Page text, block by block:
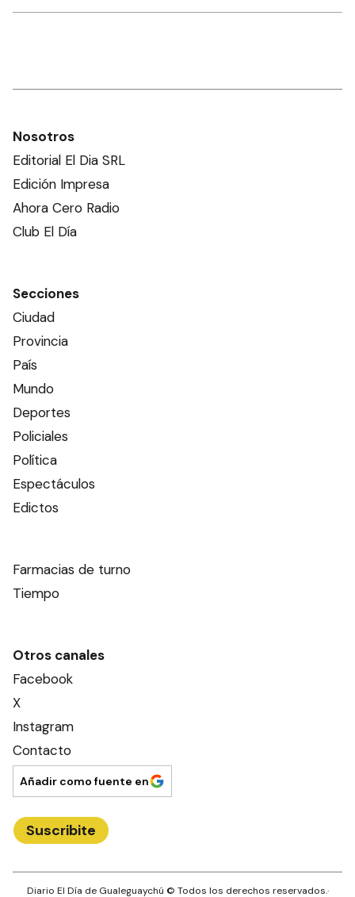
Nosotros
Editorial El Dia SRL
Edición Impresa
Ahora Cero Radio
Club El Día
Secciones
Ciudad
Provincia
País
Mundo
Deportes
Policiales
Política
Espectáculos
Edictos
Farmacias de turno
Tiempo
Otros canales
Facebook
X
Instagram
Contacto
Añadir como fuente en
Suscribite
Diario El Día de Gualeguaychú © Todos los derechos reservados.·